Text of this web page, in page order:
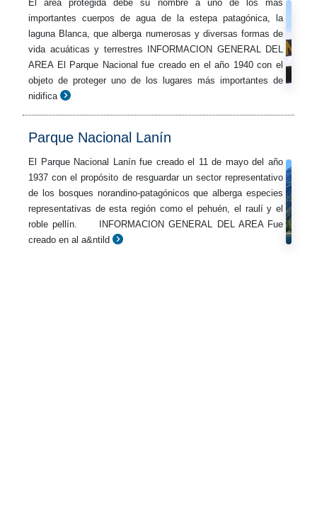
El área protegida debe su nombre a uno de los más
importantes cuerpos de agua de la estepa patagónica, la
laguna Blanca, que alberga numerosas y diversas formas de
vida acuáticas y terrestres INFORMACION GENERAL DEL
AREA El Parque Nacional fue creado en el año 1940 con el
objeto de proteger uno de los lugares más importantes de
nidifica
Parque Nacional Lanín
El Parque Nacional Lanín fue creado el 11 de mayo del año
1937 con el propósito de resguardar un sector representativo
de los bosques norandino-patagónicos que alberga especies
representativas de esta región como el pehuén, el raulí y el
roble pellín. INFORMACION GENERAL DEL AREA Fue
creado en al a&ntild